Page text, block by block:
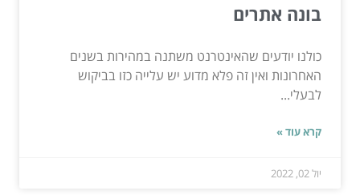
בונה אתרים
כולנו יודעים שהאינטרנט משתנה במהירות בשנים
האחרונות ואין זה פלא מדוע יש עלייה כזו בביקוש
לבעלי...
קרא עוד »
יול 02, 2022